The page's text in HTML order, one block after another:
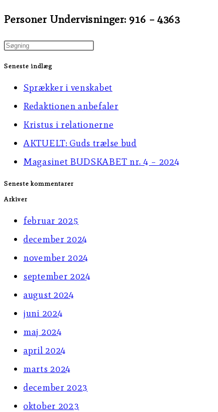
Personer Undervisninger: 916 – 4363
Press
to
close
search
Seneste indlæg
Sprækker i venskabet
Redaktionen anbefaler
Kristus i relationerne
AKTUELT: Guds trælse bud
Magasinet BUDSKABET nr. 4 – 2024
Seneste kommentarer
Arkiver
februar 2025
december 2024
november 2024
september 2024
august 2024
juni 2024
maj 2024
april 2024
marts 2024
december 2023
oktober 2023